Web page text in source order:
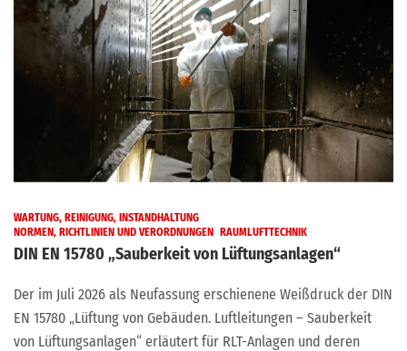
WARTUNG, REINIGUNG, INSTANDHALTUNG
NORMEN, RICHTLINIEN UND VERORDNUNGEN RAUMLUFTTECHNIK
DIN EN 15780 „Sauberkeit von Lüftungsanlagen“
Der im Juli 2026 als Neufassung erschienene Weißdruck der DIN
EN 15780 „Lüftung von Gebäuden. Luftleitungen – Sauberkeit
von Lüftungsanlagen“ erläutert für RLT-Anlagen und deren